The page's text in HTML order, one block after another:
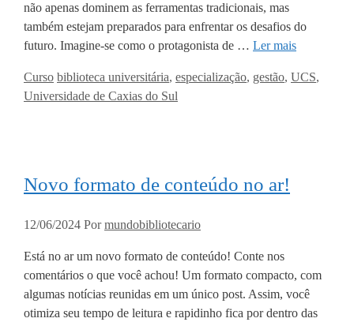
não apenas dominem as ferramentas tradicionais, mas
também estejam preparados para enfrentar os desafios do
futuro. Imagine-se como o protagonista de … Ler mais
Categorias
Curso Tags
biblioteca universitária, especialização, gestão, UCS,
Universidade de Caxias do Sul
Novo formato de conteúdo no ar!
12/06/2024 Pormundobibliotecario
Está no ar um novo formato de conteúdo! Conte nos
comentários o que você achou! Um formato compacto, com
algumas notícias reunidas em um único post. Assim, você
otimiza seu tempo de leitura e rapidinho fica por dentro das